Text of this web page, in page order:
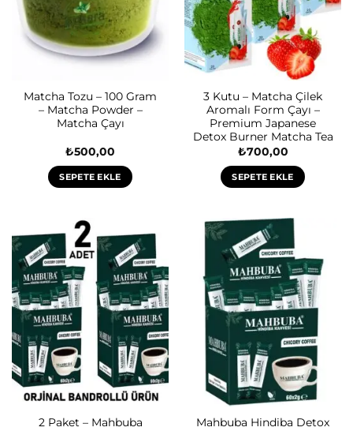
Matcha Tozu – 100 Gram
– Matcha Powder –
Matcha Çayı
₺500,00
SEPETE EKLE
3 Kutu – Matcha Çilek
Aromalı Form Çayı –
Premium Japanese
Detox Burner Matcha Tea
₺700,00
SEPETE EKLE
2 Paket – Mahbuba
Mahbuba Hindiba Detox